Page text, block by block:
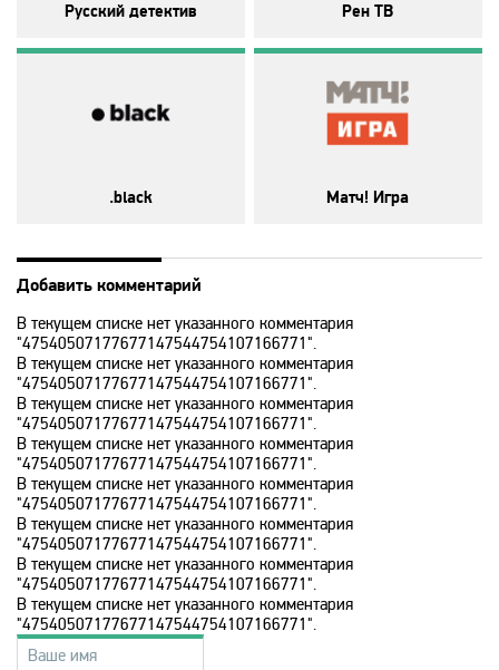
Galaxy TV
Hollywood
ICTV
ID Xtra
Kazakh TV KZ
KazSport
MTV 00s
Русский детектив Рен ТВ
.black Матч! Игра
Добавить комментарий
В текущем списке нет указанного комментария
"47540507177677147544754107166771".
В текущем списке нет указанного комментария
"47540507177677147544754107166771".
В текущем списке нет указанного комментария
"47540507177677147544754107166771".
В текущем списке нет указанного комментария
"47540507177677147544754107166771".
В текущем списке нет указанного комментария
"47540507177677147544754107166771".
В текущем списке нет указанного комментария
"47540507177677147544754107166771".
В текущем списке нет указанного комментария
"47540507177677147544754107166771".
В текущем списке нет указанного комментария
"47540507177677147544754107166771".